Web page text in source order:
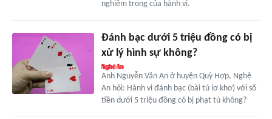
nghiêm trọng của hành vi.
Đánh bạc dưới 5 triệu đồng có bị
xử lý hình sự không?
Anh Nguyễn Văn An ở huyện Quỳ Hợp, Nghệ
An hỏi: Hành vi đánh bạc (bài tú lơ khơ) với số
tiền dưới 5 triệu đồng có bị phạt tù không?